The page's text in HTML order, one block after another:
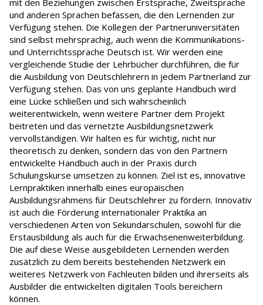
mit den Beziehungen zwischen Erstsprache, Zweitsprache
und anderen Sprachen befassen, die den Lernenden zur
Verfügung stehen. Die Kollegen der Partneruniversitäten
sind selbst mehrsprachig, auch wenn die Kommunikations-
und Unterrichtssprache Deutsch ist. Wir werden eine
vergleichende Studie der Lehrbücher durchführen, die für
die Ausbildung von Deutschlehrern in jedem Partnerland zur
Verfügung stehen. Das von uns geplante Handbuch wird
eine Lücke schließen und sich wahrscheinlich
weiterentwickeln, wenn weitere Partner dem Projekt
beitreten und das vernetzte Ausbildungsnetzwerk
vervollständigen. Wir halten es für wichtig, nicht nur
theoretisch zu denken, sondern das von den Partnern
entwickelte Handbuch auch in der Praxis durch
Schulungskurse umsetzen zu können. Ziel ist es, innovative
Lernpraktiken innerhalb eines europäischen
Ausbildungsrahmens für Deutschlehrer zu fördern. Innovativ
ist auch die Förderung internationaler Praktika an
verschiedenen Arten von Sekundarschulen, sowohl für die
Erstausbildung als auch für die Erwachsenenweiterbildung.
Die auf diese Weise ausgebildeten Lernenden werden
zusätzlich zu dem bereits bestehenden Netzwerk ein
weiteres Netzwerk von Fachleuten bilden und ihrerseits als
Ausbilder die entwickelten digitalen Tools bereichern
können.